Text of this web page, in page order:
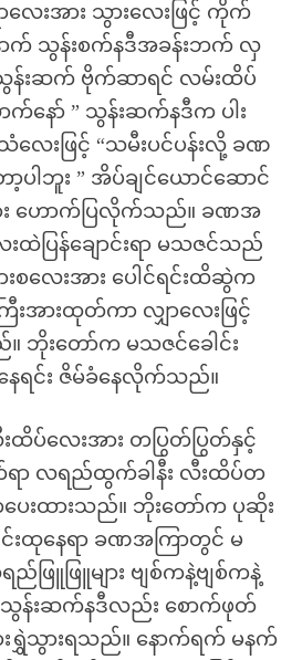
လေးအား သွားလေးဖြင့် ကိုက်
က် သွန်းစက်နဒီအခန်းဘက် လှ
န်းဆက် ဗိုက်ဆာရင် လမ်းထိပ်
က်နော် ” သွန်းဆက်နဒီက ပါး
ေးဖြင့် “သမီးပင်ပန်းလို့ ခဏ
ပါဘူး ” အိပ်ချင်ယောင်ဆောင်
း ဟောက်ပြလိုက်သည်။ ခဏအ
းထဲပြန်ချောင်းရာ မသဇင်သည်
စလေးအား ပေါင်ရင်းထိဆွဲက
းအားထုတ်ကာ လျှာလေးဖြင့်
ဘိုးတော်က မသဇင်ခေါင်း
ေရင်း ဇိမ်ခံနေလိုက်သည်။
ပ်လေးအား တပြွတ်ပြွတ်နှင့်
က်ရာ လရည်ထွက်ခါနီး လီးထိပ်တ
ေးထားသည်။ ဘိုးတော်က ပုဆိုး
င်းထုနေရာ ခဏအကြာတွင် မ
ဖြူဖြူများ ဗျစ်ကနဲ့ဗျစ်ကနဲ့
န်းဆက်နဒီလည်း စောက်ဖုတ်
းရွှဲသွားရသည်။ နောက်ရက် မနက်